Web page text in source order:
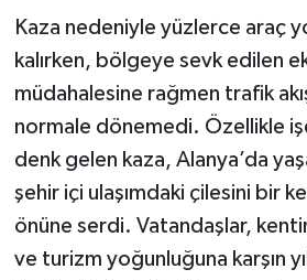
Kaza nedeniyle yüzlerce araç
kalırken, bölgeye sevk edilen
müdahalesine rağmen trafik
normale dönemedi. Özellikle
denk gelen kaza, Alanya’da
şehir içi ulaşımdaki çilesini bir
önüne serdi. Vatandaşlar,
ve turizm yoğunluğuna karşın